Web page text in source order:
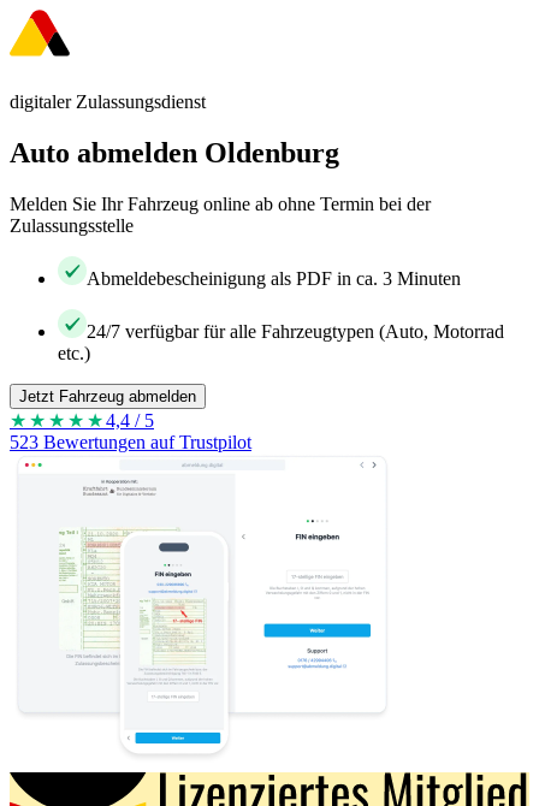
digitaler Zulassungsdienst
Auto abmelden Oldenburg
Melden Sie Ihr Fahrzeug online ab ohne Termin bei der
Zulassungsstelle
Abmeldebescheinigung als PDF in ca. 3 Minuten
24/7 verfügbar für alle Fahrzeugtypen (Auto, Motorrad
etc.)
Jetzt Fahrzeug abmelden
★★★★ ★4,4 / 5
523 Bewertungen auf Trustpilot